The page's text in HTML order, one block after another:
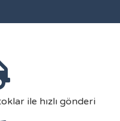
ile hızlı gönderi